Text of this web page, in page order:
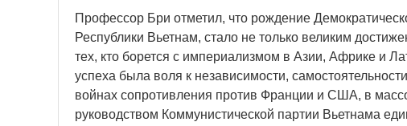
Профессор Бри отметил, что рождение
Республики Вьетнам, стало не только великим
тех, кто борется с империализмом в Азии, Африке и
успеха была воля к независимости,
войнах сопротивления против Франции и США, в
руководством Коммунистической партии Вьетнама